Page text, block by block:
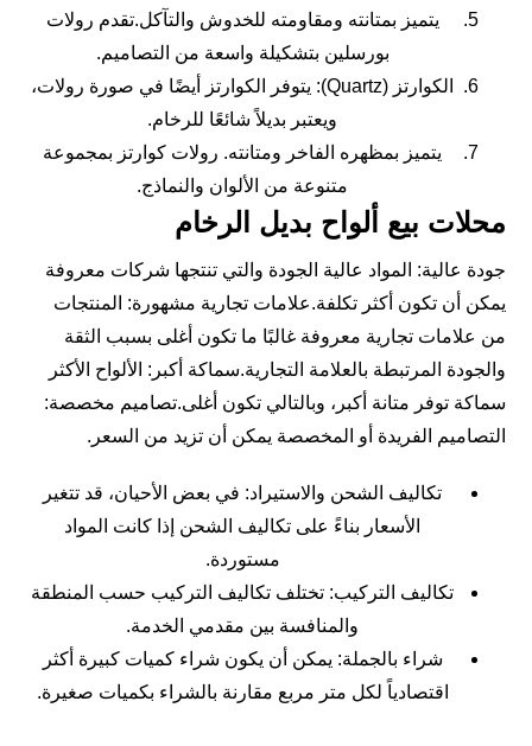
يتميز بمتانته ومقاومته للخدوش والتآكل.تقدم رولات
بورسلين بتشكيلة واسعة من التصاميم.
الكوارتز (Quartz): يتوفر الكوارتز أيضًا في صورة رولات،
ويعتبر بديلاً شائعًا للرخام.
يتميز بمظهره الفاخر ومتانته. رولات كوارتز بمجموعة
متنوعة من الألوان والنماذج.
محلات بيع ألواح بديل الرخام
جودة عالية: المواد عالية الجودة والتي تنتجها شركات معروفة
يمكن أن تكون أكثر تكلفة.علامات تجارية مشهورة: المنتجات
من علامات تجارية معروفة غالبًا ما تكون أغلى بسبب الثقة
والجودة المرتبطة بالعلامة التجارية.سماكة أكبر: الألواح الأكثر
سماكة توفر متانة أكبر، وبالتالي تكون أغلى.تصاميم مخصصة:
التصاميم الفريدة أو المخصصة يمكن أن تزيد من السعر.
تكاليف الشحن والاستيراد: في بعض الأحيان، قد تتغير
الأسعار بناءً على تكاليف الشحن إذا كانت المواد
مستوردة.
تكاليف التركيب: تختلف تكاليف التركيب حسب المنطقة
والمنافسة بين مقدمي الخدمة.
شراء بالجملة: يمكن أن يكون شراء كميات كبيرة أكثر
اقتصادياً لكل متر مربع مقارنة بالشراء بكميات صغيرة.